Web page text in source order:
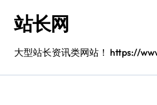
站长网
大型站长资讯类网站！ https://